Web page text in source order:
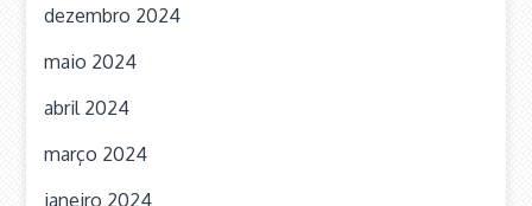
dezembro 2024
maio 2024
abril 2024
março 2024
janeiro 2024